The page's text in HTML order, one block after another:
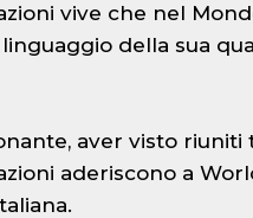
vive che nel
della sua
aver visto
aderiscono a